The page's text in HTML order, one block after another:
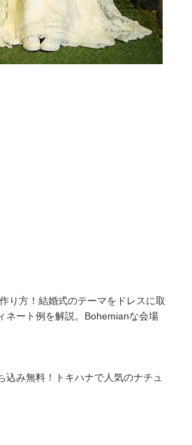
り方！結婚式のテーマをドレスに取
ネート例を解説。Bohemianな会場
込み無料！トキハナで人気のナチュ